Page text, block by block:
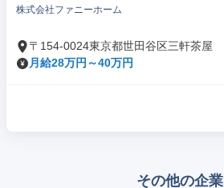
株式会社ファニーホーム
〒154-0024東京都世田谷区三軒茶屋
月給28万円～40万円
その他の企業